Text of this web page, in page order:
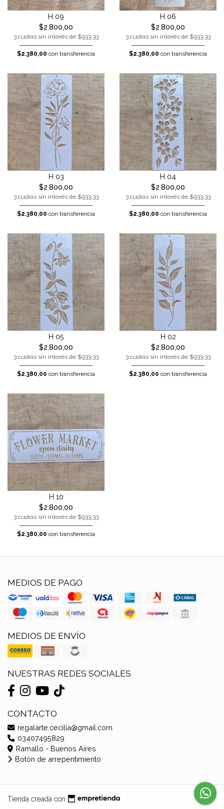
H 09
$2.800,00
3 cuotas sin interés de $933,33
$2.380,00 con transferencia
H 06
$2.800,00
3 cuotas sin interés de $933,33
$2.380,00 con transferencia
H 03
$2.800,00
3 cuotas sin interés de $933,33
$2.380,00 con transferencia
H 04
$2.800,00
3 cuotas sin interés de $933,33
$2.380,00 con transferencia
H 05
$2.800,00
3 cuotas sin interés de $933,33
$2.380,00 con transferencia
H 02
$2.800,00
3 cuotas sin interés de $933,33
$2.380,00 con transferencia
H 10
$2.800,00
3 cuotas sin interés de $933,33
$2.380,00 con transferencia
MEDIOS DE PAGO
MEDIOS DE ENVÍO
NUESTRAS REDES SOCIALES
CONTACTO
regalarte.cecilia@gmail.com
03407495829
Ramallo - Buenos Aires
Botón de arrepentimiento
Tienda creada con